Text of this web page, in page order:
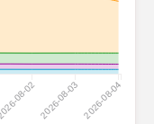
2026-08-02 2026-08-03 2026-08-04